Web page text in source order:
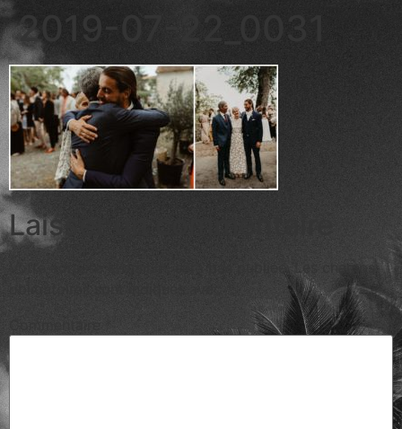
2019-07-22_0031
Laisser un commentaire
Votre adresse e-mail ne sera pas publiée.
Les champs
Commentaire